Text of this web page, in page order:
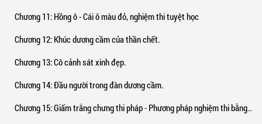
Chương 11: Hồng ô - Cái ô màu đỏ, nghiệm thi tuyệt học
Chương 12: Khúc dương cầm của thần chết.
Chương 13: Cô cảnh sát xinh đẹp.
Chương 14: Đầu người trong đàn dương cầm.
Chương 15: Giấm trắng chưng thi pháp - Phương pháp nghiệm thi bằng giấm trắng.